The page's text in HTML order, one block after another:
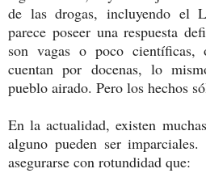
de las drogas, incluyendo el
parece poseer una respuesta
son vagas o poco
cuentan por docenas, lo
pueblo airado. Pero los hechos
En la actualidad, existen
alguno pueden ser
asegurarse con rotundidad que: